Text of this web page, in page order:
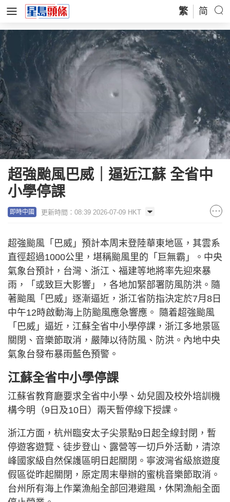
繁 简
超強颱風巴威｜逼近江蘇 全省中
小學停課
即時中國 更新時間：08:39 2026-07-09 HKT
超強颱風「巴威」預計本周末登陸華東地區，其雲系
直徑超過1000公里，堪稱颱風里的「巨無霸」。中央
氣象台預計，台灣、浙江、福建等地將率先迎來暴
雨，「或致巨大影響」，各地加緊部署防風防洪。​​​​隨
著颱風「巴威」逐漸逼近，浙江省防指決定於7月8日
中午12時啟動海上防颱風應急響應。 ​隨着超強颱風
「巴威」逼近，江蘇全省中小學停課，浙江多地景區
關閉、音樂節取消，嚴陣以待防風、防洪。內地中央
氣象台發布暴雨藍色預警。
江蘇全省中小學停課
江蘇省教育廳要求全省中小學、幼兒園及校外培訓機
構今明（9日及10日）兩天暫停線下授課。
浙江方面，杭州臨安太子尖景點9日起全線封閉，暫
停遊客遊覽、徒步登山、露營等一切戶外活動，清涼
峰國家級自然保護區明日起關閉。寧波灣省級旅遊度
假區從昨起關閉，原定周末舉辦的蜜桃音樂節取消。
台州所有海上作業漁船全部回港避風，休閑漁船全面